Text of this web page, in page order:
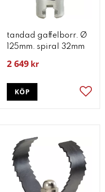
i favoriter
tandad gaffelborr. Ø
125mm. spiral 32mm
2 649 kr
KÖP